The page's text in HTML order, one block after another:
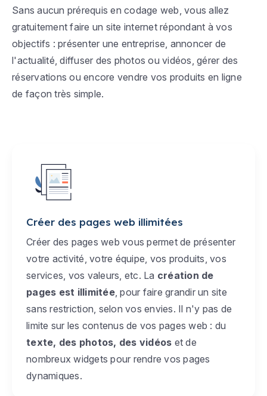
Sans aucun prérequis en codage web, vous allez
gratuitement faire un site internet répondant à vos
objectifs : présenter une entreprise, annoncer de
l'actualité, diffuser des photos ou vidéos, gérer des
réservations ou encore vendre vos produits en ligne
de façon très simple.
Créer des pages web illimitées
Créer des pages web vous permet de présenter
votre activité, votre équipe, vos produits, vos
services, vos valeurs, etc. La création de
pages est illimitée, pour faire grandir un site
sans restriction, selon vos envies. Il n'y pas de
limite sur les contenus de vos pages web : du
texte, des photos, des vidéos et de
nombreux widgets pour rendre vos pages
dynamiques.